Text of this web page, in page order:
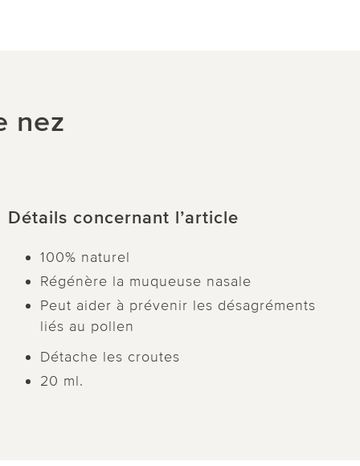
nez
Détails concernant l’article
100% naturel
Régénère la muqueuse nasale
Peut aider à prévenir les désagréments
liés au pollen
Détache les croutes
20 ml.